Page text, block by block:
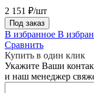
2 151 ₽/шт
Под заказ
В избранное В
Сравнить
Купить в один клик
Укажите Ваши
и наш менеджер